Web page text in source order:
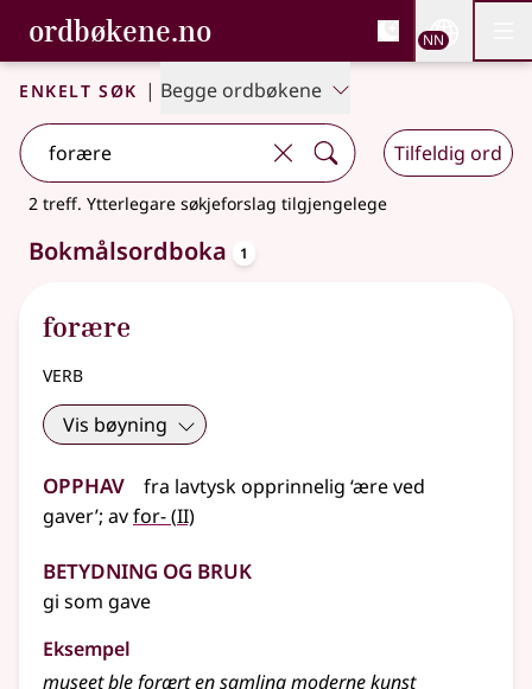
Gå til hovudinnhald
Tilgjenge
ordbøkene.no, Bokmålsordboka og
Bokmålsordboka og Nynorskordboka
NN
Enkelt søk | Begge ordbøkene
Tilfeldig ord
2 treff. Ytterlegare søkjeforslag tilgjengelege
Bokmålsordboka 1
forære
verb
Vis bøyning
Opphav fra lavtyskopprinnelig ‘ære ved
gaver’; avfor-(2
II)
Betydning og bruk
gi som gave
Eksempel
museet ble forært en samling moderne kunst